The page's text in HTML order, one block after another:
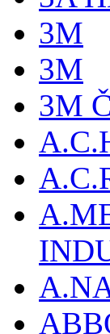
3M
3M
3M